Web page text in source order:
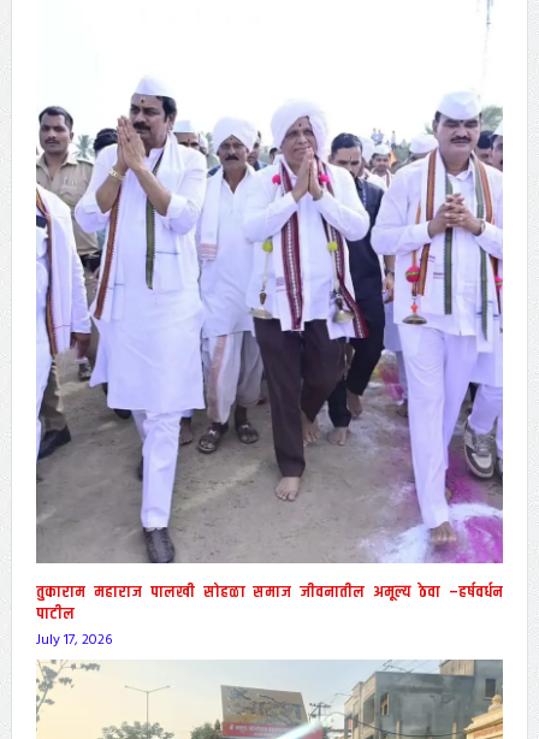
तुकाराम महाराज पालखी सोहळा समाज जीवनातील अमूल्य ठेवा –हर्षवर्धन
पाटील
July 17, 2026